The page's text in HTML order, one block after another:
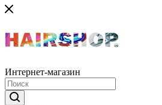
Интернет-магазин